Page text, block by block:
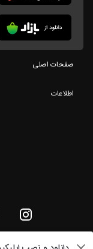
صفحات اصلی
اطلاعات
تمامی